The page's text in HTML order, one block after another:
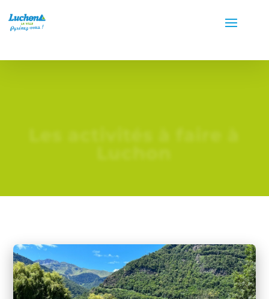
Les activités à faire à